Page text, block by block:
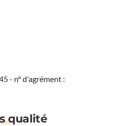
- n° d'agrément :
qualité